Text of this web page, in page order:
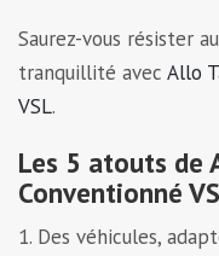
Saurez-vous résister
tranquillité avec Allo
VSL.
Les 5 atouts de
Conventionné
1. Des véhicules,